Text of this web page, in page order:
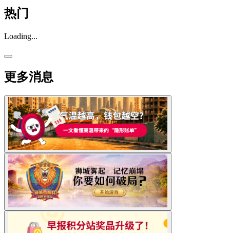
热门
Loading...
更多消息